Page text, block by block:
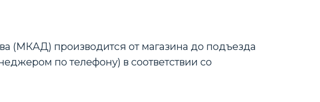
(МКАД) производится от магазина до подъезда
по телефону) в соответствии со